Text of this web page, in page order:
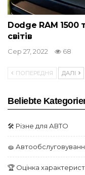
Dodge RAM 1500
світів
Сер 27, 2022 68
ПОПЕРЕДНЯ ДАЛІ
Beliebte
🛠️ Різне для АВТО
🧽
🏆 Оцінка